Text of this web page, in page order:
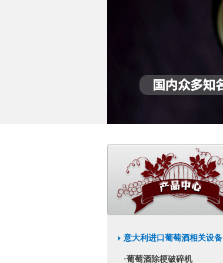
意大利进口葡萄酒相关设备
·葡萄酒除梗破碎机